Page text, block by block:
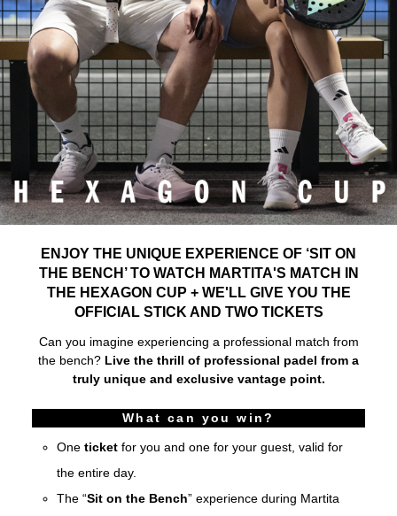
ENJOY THE UNIQUE EXPERIENCE OF ‘SIT ON
THE BENCH’ TO WATCH MARTITA'S MATCH IN
THE HEXAGON CUP + WE'LL GIVE YOU THE
OFFICIAL STICK AND TWO TICKETS
Can you imagine experiencing a professional match from
the bench? Live the thrill of professional padel from a
truly unique and exclusive vantage point.
What can you win?
One ticketfor you and one for your guest, valid for
the entire day.
The “Sit on the Bench” experience during Martita